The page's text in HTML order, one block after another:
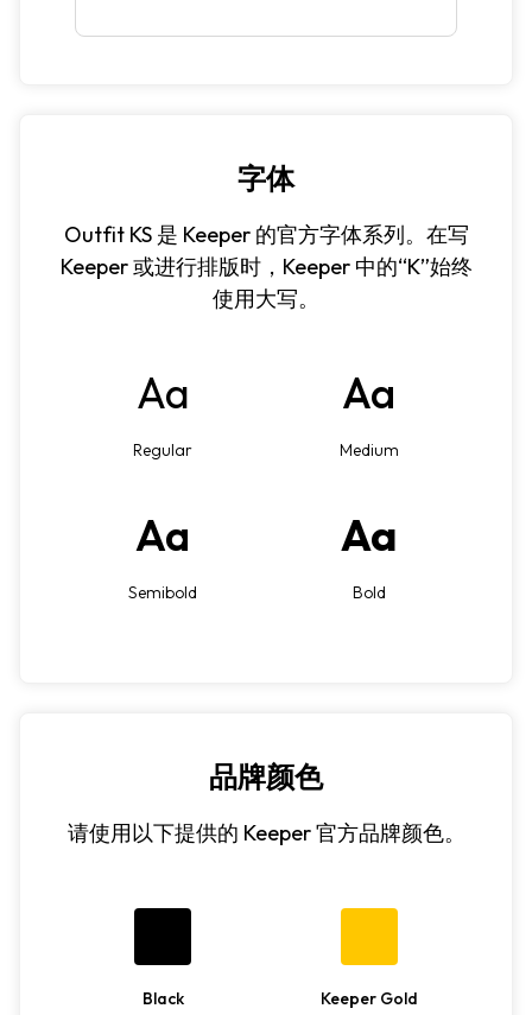
字体
Outfit KS 是 Keeper 的官方字体系列。在写
Keeper 或进行排版时，Keeper 中的“K”始终
使用大写。
Aa
Regular
Aa
Medium
Aa
Semibold
Aa
Bold
品牌颜色
请使用以下提供的 Keeper 官方品牌颜色。
Black
Keeper Gold